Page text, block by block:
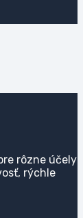
rôzne účely
rýchle